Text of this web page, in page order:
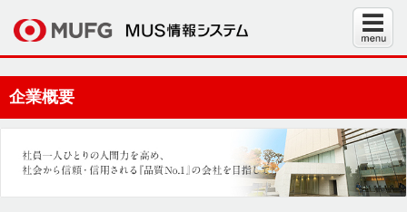
企業概要